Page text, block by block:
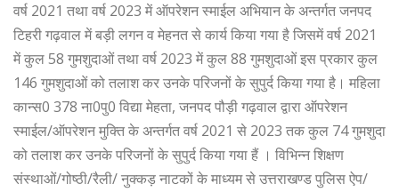
वर्ष 2021 तथा वर्ष 2023 में ऑपरेशन स्माईल अभियान के अन्तर्गत जनपद
टिहरी गढ़वाल में बड़ी लगन व मेहनत से कार्य किया गया है जिसमें वर्ष 2021
में कुल 58 गुमशुदाओं तथा वर्ष 2023 में कुल 88 गुमशुदाओं इस प्रकार कुल
146 गुमशुदाओं को तलाश कर उनके परिजनों के सुपुर्द किया गया है। महिला
कान्स0 378 ना0पु0 विद्या मेहता, जनपद पौड़ी गढ़वाल द्वारा ऑपरेशन
स्माईल/ऑपरेशन मुक्ति के अन्तर्गत वर्ष 2021 से 2023 तक कुल 74 गुमशुदा
को तलाश कर उनके परिजनों के सुपुर्द किया गया हैं । विभिन्न शिक्षण
संस्थाओं/गोष्ठी/रैली/ नुक्कड़ नाटकों के माध्यम से उत्तराखण्ड पुलिस ऐप/